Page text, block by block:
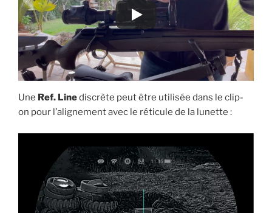
Une Ref. Linediscrète peut être utilisée dans le clip-
on pour l’alignement avec le réticule de la lunette :